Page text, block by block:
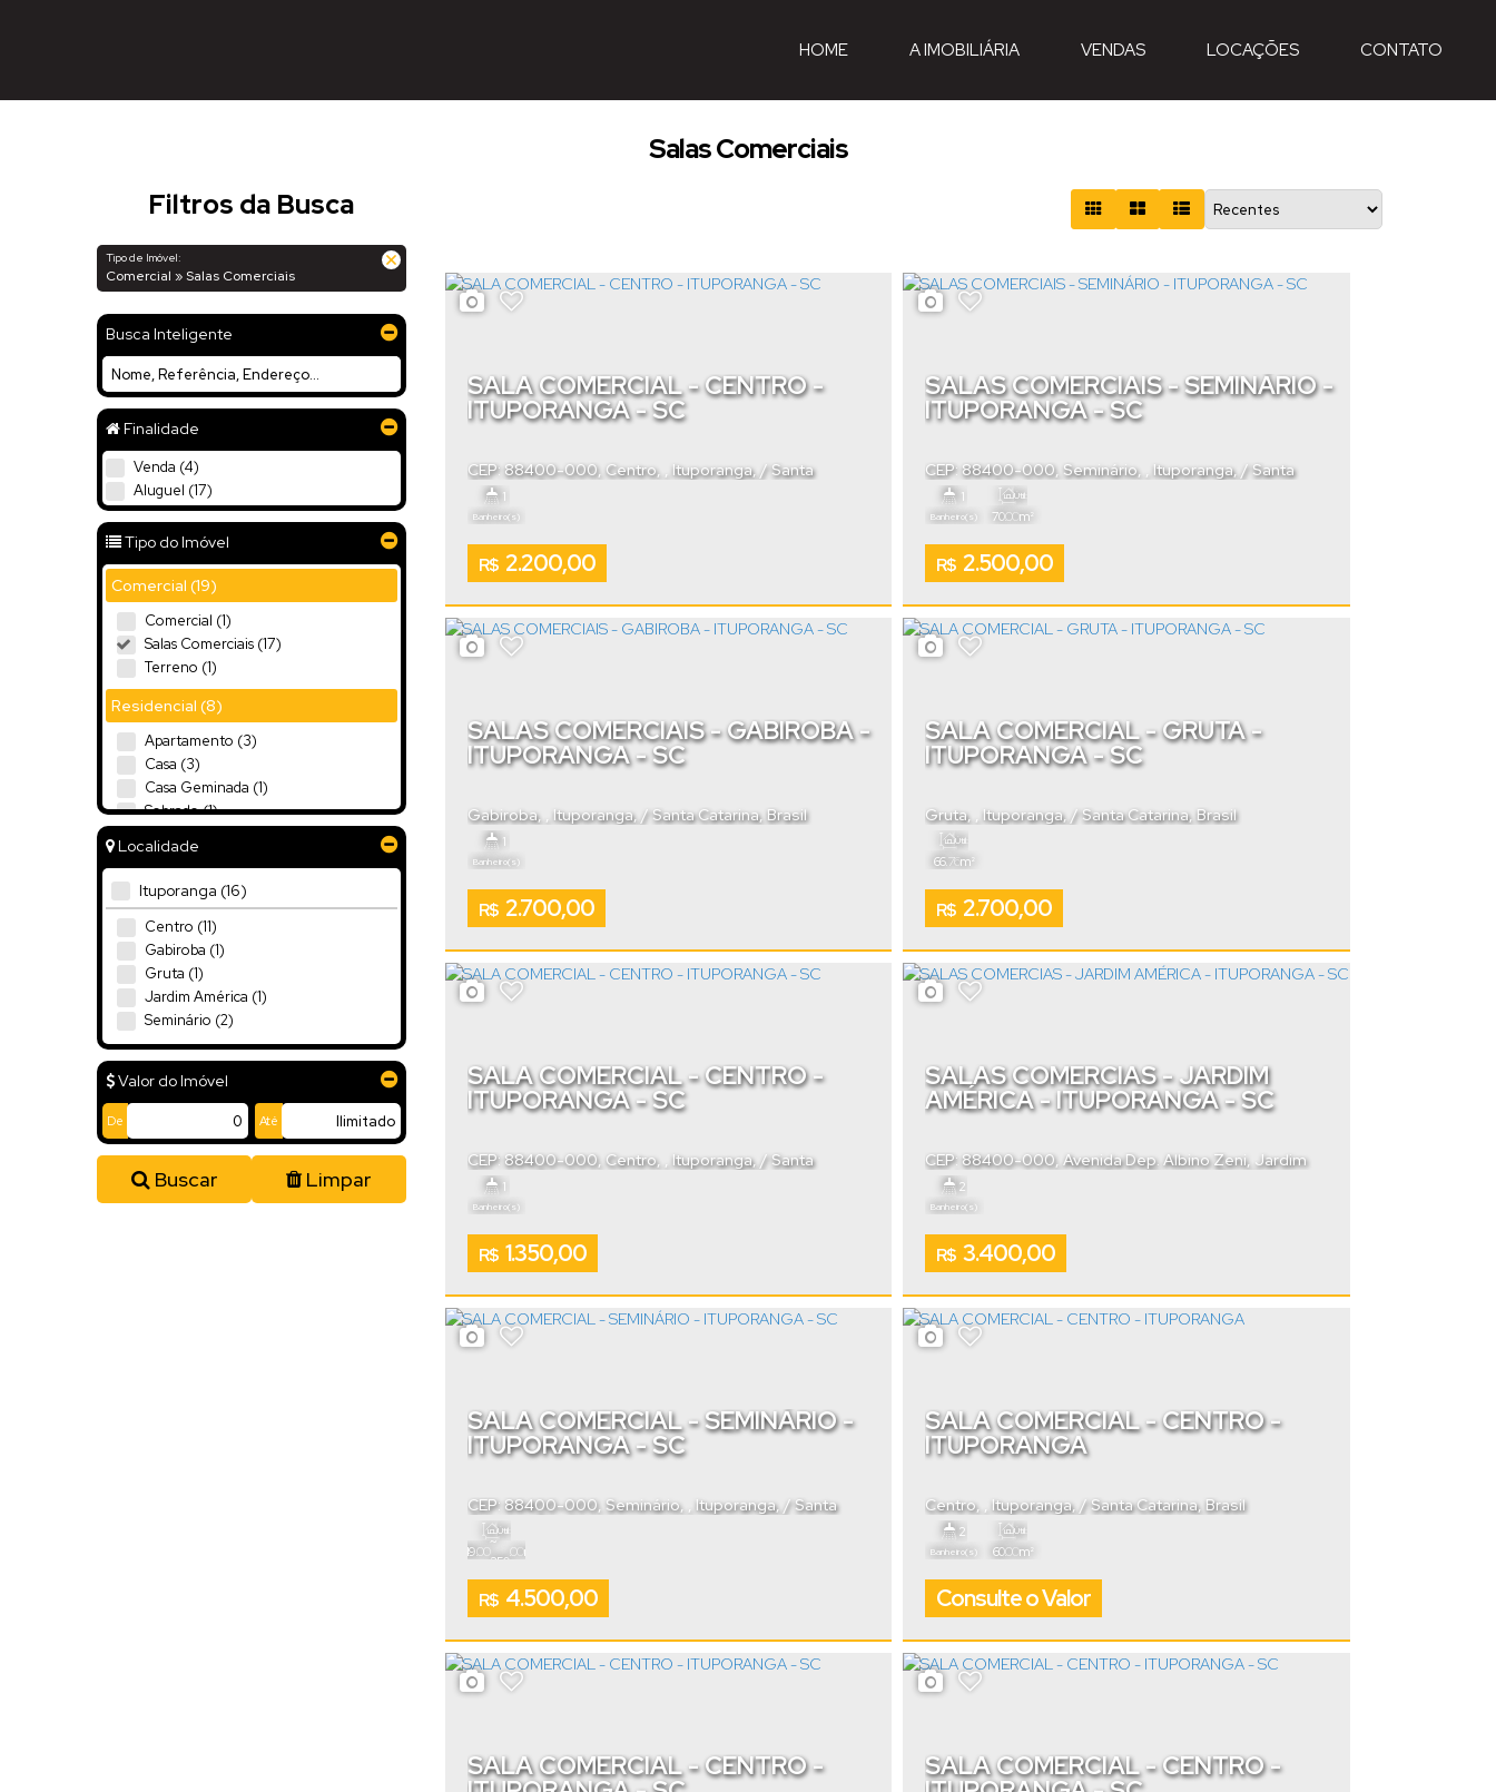
CONTATO
LOCAÇÕES
VENDAS
A IMOBILIÁRIA
HOME
Salas Comerciais
Filtros da Busca
Tipo de Imóvel:
Comercial » Salas Comerciais
Busca Inteligente
Finalidade
Venda (4)
Aluguel (17)
Tipo do Imóvel
Comercial (19)
Comercial (1)
Salas Comerciais (17)
Terreno (1)
Residencial (8)
Apartamento (3)
Casa (3)
Casa Geminada (1)
Sobrado (1)
Industrial (4)
Galpão (4)
Localidade
Ituporanga (16)
Centro (11)
Gabiroba (1)
Gruta (1)
Jardim América (1)
Seminário (2)
Valor do Imóvel
De Até
Buscar Limpar
R$ 2.200,00
SALA COMERCIAL - CENTRO -
ITUPORANGA - SC
CEP: 88400-000, Centro Ituporanga, Santa
Catarina,Brasil
1
Banheiro(s)
R$ 2.500,00
SALAS COMERCIAIS - SEMINÁRIO -
ITUPORANGA - SC
CEP: 88400-000, Seminário Ituporanga, Santa
Catarina,Brasil
1
Banheiro(s)
Útil:
70.00m²
R$ 2.700,00
SALAS COMERCIAIS - GABIROBA -
ITUPORANGA - SC
Gabiroba Ituporanga, Santa Catarina, Brasil
1
Banheiro(s)
R$ 2.700,00
SALA COMERCIAL - GRUTA -
ITUPORANGA - SC
Gruta Ituporanga, Santa Catarina,Brasil
Útil:
66.76m²
R$ 1.350,00
SALA COMERCIAL - CENTRO -
ITUPORANGA - SC
CEP: 88400-000, Centro Ituporanga, Santa
Catarina,Brasil
1
Banheiro(s)
R$ 3.400,00
SALAS COMERCIAS - JARDIM
AMÉRICA - ITUPORANGA - SC
CEP: 88400-000,Avenida Dep. Albino Zeni, Jardim
América ,Ituporanga, Santa Catarina,Brasil
2
Banheiro(s)
R$ 4.500,00
SALA COMERCIAL - SEMINÁRIO -
ITUPORANGA - SC
CEP: 88400-000, Seminário Ituporanga, Santa
Catarina,Brasil
Útil:
349.00
~
350
.00m²
Consulte o Valor
SALA COMERCIAL - CENTRO -
ITUPORANGA
Centro Ituporanga, Santa Catarina,Brasil
2
Banheiro(s)
Útil:
60.00m²
SALA COMERCIAL - CENTRO - SALA COMERCIAL - CENTRO -